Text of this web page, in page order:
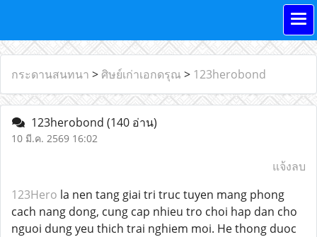
กระดานสนทนา > ศิษย์เก่าเอกดรุณ > 123herobond
123herobond (140 อ่าน)
10 มี.ค. 2569 16:02
แจ้งลบ
123Hero la nen tang giai tri truc tuyen mang phong
cach nang dong, cung cap nhieu tro choi hap dan cho
nguoi dung yeu thich trai nghiem moi. He thong duoc